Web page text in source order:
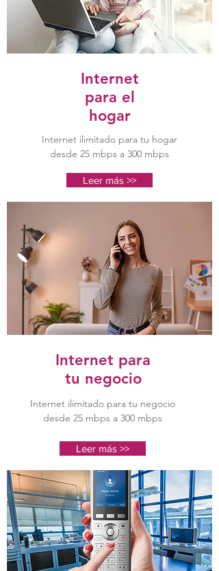
Internet
para el
hogar
Internet ilimitado para tu hogar
desde 25 mbps a 300 mbps
Leer más >>
Internet para
tu negocio
Internet ilimitado para tu negocio
desde 25 mbps a 300 mbps
Leer más >>